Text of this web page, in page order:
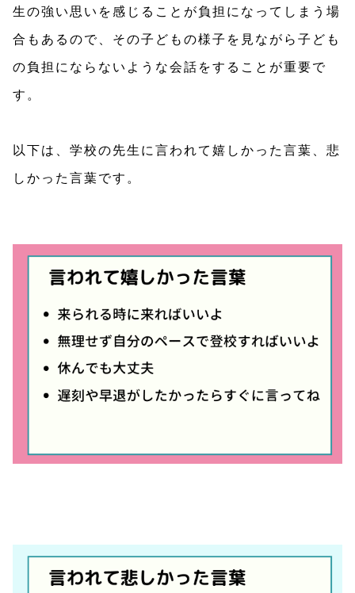
生の強い思いを感じることが負担になってしまう場
合もあるので、その子どもの様子を見ながら子ども
の負担にならないような会話をすることが重要で
す。
以下は、学校の先生に言われて嬉しかった言葉、悲
しかった言葉です。